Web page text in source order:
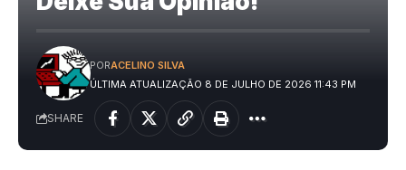
ÚLTIMA ATUALIZAÇÃO 8 DE JULHO DE 2026 11:43 PM
PORACELINO SILVA
SHARE